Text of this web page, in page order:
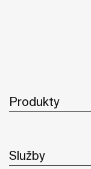
Produkty
Služby